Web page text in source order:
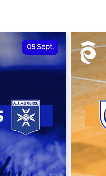
05 Sept.